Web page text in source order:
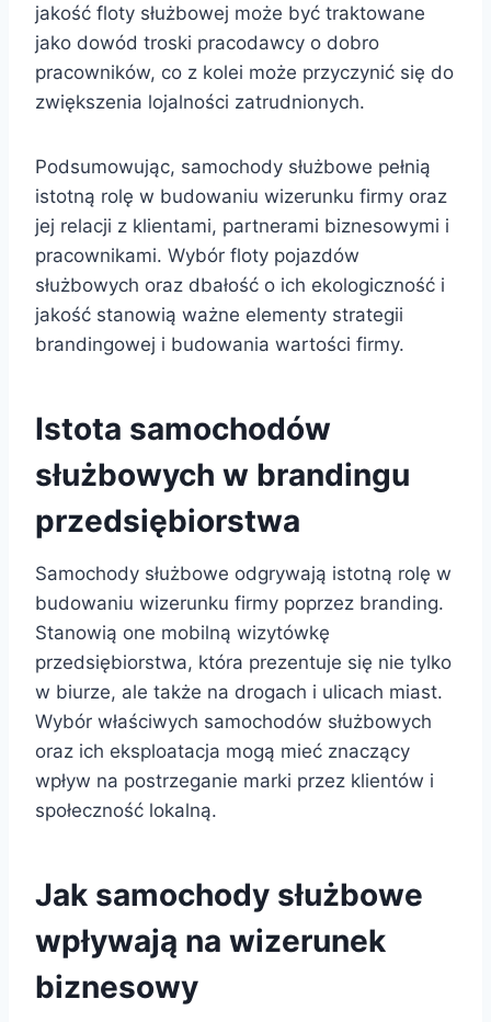
jakość floty służbowej może być traktowane
jako dowód troski pracodawcy o dobro
pracowników, co z kolei może przyczynić się do
zwiększenia lojalności zatrudnionych.
Podsumowując, samochody służbowe pełnią
istotną rolę w budowaniu wizerunku firmy oraz
jej relacji z klientami, partnerami biznesowymi i
pracownikami. Wybór floty pojazdów
służbowych oraz dbałość o ich ekologiczność i
jakość stanowią ważne elementy strategii
brandingowej i budowania wartości firmy.
Istota samochodów
służbowych w brandingu
przedsiębiorstwa
Samochody służbowe odgrywają istotną rolę w
budowaniu wizerunku firmy poprzez branding.
Stanowią one mobilną wizytówkę
przedsiębiorstwa, która prezentuje się nie tylko
w biurze, ale także na drogach i ulicach miast.
Wybór właściwych samochodów służbowych
oraz ich eksploatacja mogą mieć znaczący
wpływ na postrzeganie marki przez klientów i
społeczność lokalną.
Jak samochody służbowe
wpływają na wizerunek
biznesowy